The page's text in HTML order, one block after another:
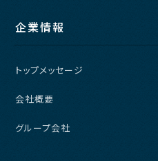
企業情報
トップメッセージ
会社概要
グループ会社